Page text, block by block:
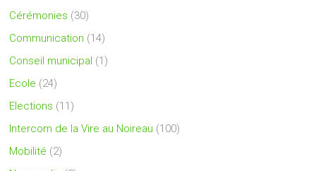
Cérémonies (30)
Communication (14)
Conseil municipal (1)
Ecole (24)
Elections (11)
Intercom de la Vire au Noireau (100)
Mobilité (2)